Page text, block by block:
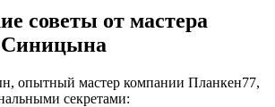
советы от мастера
Синицына
опытный мастер компании Планкен77,
секретами: